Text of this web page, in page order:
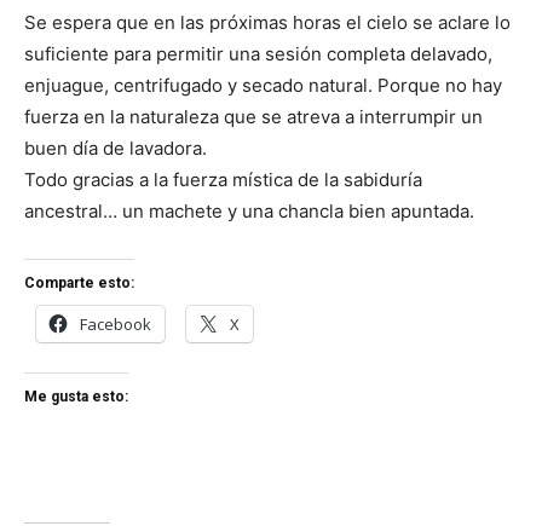
Se espera que en las próximas horas el cielo se aclare lo
suficiente para permitir una sesión completa delavado,
enjuague, centrifugado y secado natural. Porque no hay
fuerza en la naturaleza que se atreva a interrumpir un
buen día de lavadora.
Todo gracias a la fuerza mística de la sabiduría
ancestral… un machete y una chancla bien apuntada.
Comparte esto:
Facebook X
Me gusta esto: